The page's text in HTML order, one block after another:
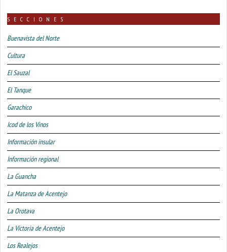
SECCIONES
Buenavista del Norte
Cultura
El Sauzal
El Tanque
Garachico
Icod de los Vinos
Información insular
Información regional
La Guancha
La Matanza de Acentejo
La Orotava
La Victoria de Acentejo
Los Realejos